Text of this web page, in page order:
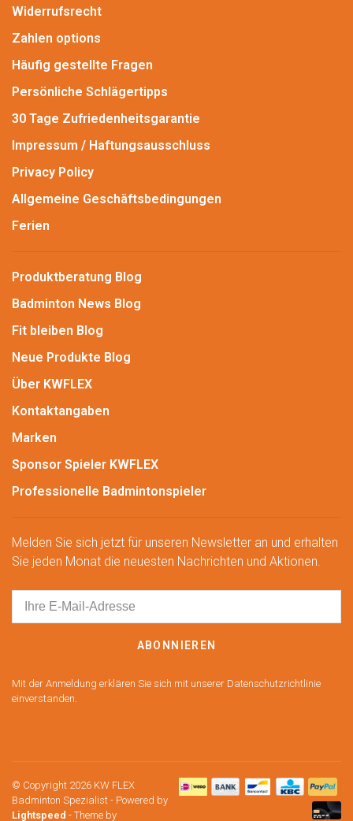
Widerrufsrecht
Zahlen options
Häufig gestellte Fragen
Persönliche Schlägertipps
30 Tage Zufriedenheitsgarantie
Impressum / Haftungsausschluss
Privacy Policy
Allgemeine Geschäftsbedingungen
Ferien
Produktberatung Blog
Badminton News Blog
Fit bleiben Blog
Neue Produkte Blog
Über KWFLEX
Kontaktangaben
Marken
Sponsor Spieler KWFLEX
Professionelle Badmintonspieler
Melden Sie sich jetzt für unseren Newsletter an und erhalten
Sie jeden Monat die neuesten Nachrichten und Aktionen.
ABONNIEREN
Mit der Anmeldung erklären Sie sich mit unserer Datenschutzrichtlinie
einverstanden.
© Copyright 2026 KW FLEX
Badminton Spezialist - Powered by
Lightspeed - Theme by